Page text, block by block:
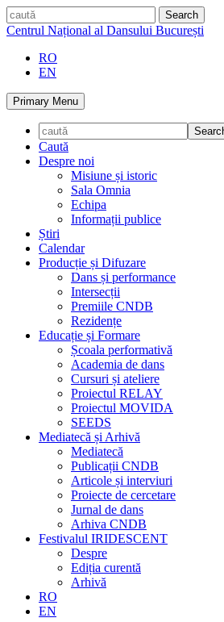
Skip
to
caută
Centrul Național al Dansului București
RO
EN
Primary Menu
Caută
Despre noi
Misiune și istoric
Sala Omnia
Echipa
Informații publice
Știri
Calendar
Producție și Difuzare
Dans și performance
Intersecții
Premiile CNDB
Rezidențe
Educație și Formare
Școala performativă
Academia de dans
Cursuri și ateliere
Proiectul RELAY
Proiectul MOVIDA
SEEDS
Mediatecă și Arhivă
Mediatecă
Publicații CNDB
Articole și interviuri
Proiecte de cercetare
Jurnal de dans
Arhiva CNDB
Festivalul IRIDESCENT
Despre
Ediția curentă
Arhivă
RO
EN